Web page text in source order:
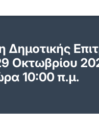
Δημοτικής
Οκτωβρίου
10:00 π.μ.